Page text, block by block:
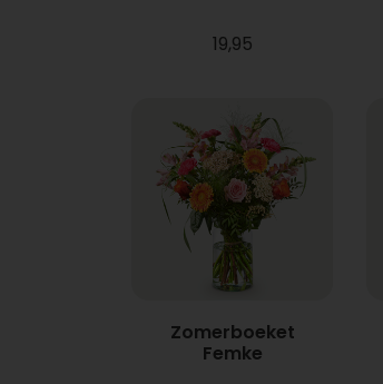
19,95
Zomerboeket
Femke